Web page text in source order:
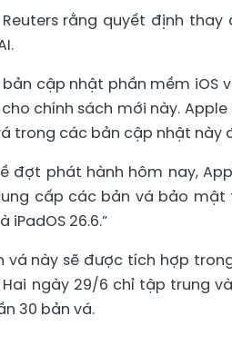
rằng quyết định
cập nhật phần mềm iOS
chính sách mới này.
trong các bản cập nhật này
đợt phát hành hôm nay,
cấp các bản vá bảo
iPadOS 26.6.”
vá này sẽ được tích hợp
ngày 29/6 chỉ tập trung
30 bản vá.